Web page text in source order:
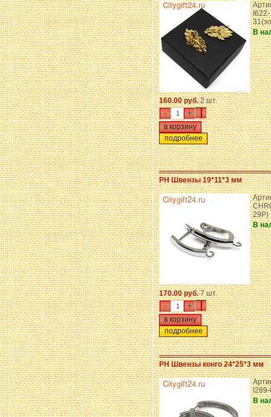
I622-
В
160.00 руб.2 шт.
- +
подробнее
PH Швензы 19*11*3 мм
29P)
В
170.00 руб.7 шт.
- +
подробнее
PH Швензы конго 24*25*3 мм
В